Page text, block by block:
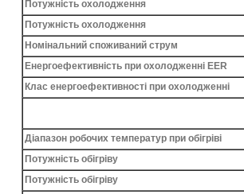
Потужність охолодження
Потужність охолодження
Номінальний споживаний струм
Енергоефективність при охолодженні EER
Клас енергоефективності при охолодженні
Діапазон робочих температур при обігріві
Потужність обігріву
Потужність обігріву